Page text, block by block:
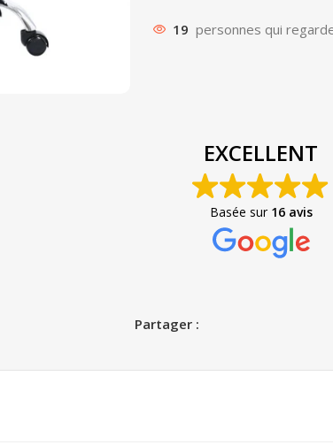
19 personnes qui
EXCELLENT
Basée sur 16 avis
Partager :